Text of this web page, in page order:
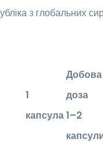
з глобальних
1
капсула
Добова
доза
1–2